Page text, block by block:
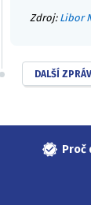
Zdroj: Libor
DALŠÍ
Proč